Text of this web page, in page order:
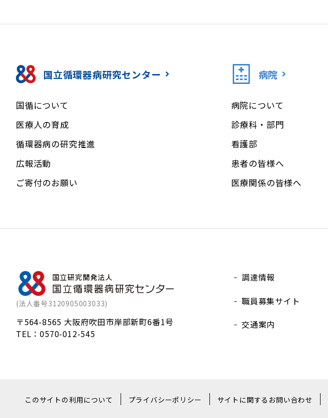
国立循環器病研究センター
国循について
医療人の育成
循環器病の研究推進
広報活動
ご寄付のお願い
病院
病院について
診療科・部門
看護部
患者の皆様へ
医療関係の皆様へ
(法人番号3120905003033)
〒564-8565 大阪府吹田市岸部新町6番1号
TEL：0570-012-545
調達情報
職員募集サイト
交通案内
このサイトの利用について プライバシーポリシー サイトに関するお問い合わせ